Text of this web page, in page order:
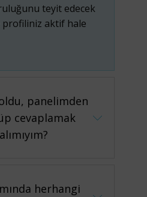
teyit edecek
profiliniz aktif hale
panelimden
cevaplamak
herhangi